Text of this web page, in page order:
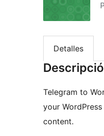
Detalles
Telegram to
your
content.